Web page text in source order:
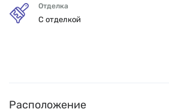
Отделка
С отделкой
Расположение